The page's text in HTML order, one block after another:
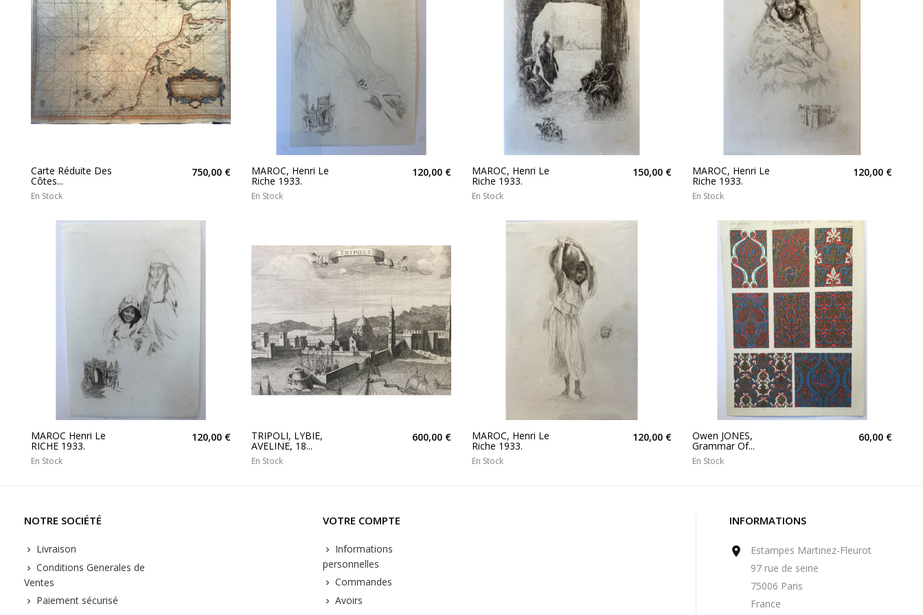
Carte Réduite Des
Côtes...
750,00 €
En Stock
MAROC, Henri Le
Riche 1933.
120,00 €
En Stock
MAROC, Henri Le
Riche 1933.
150,00 €
En Stock
MAROC, Henri Le
Riche 1933.
120,00 €
En Stock
MAROC Henri Le
RICHE 1933.
120,00 €
En Stock
TRIPOLI, LYBIE,
AVELINE, 18...
600,00 €
En Stock
MAROC, Henri Le
Riche 1933.
120,00 €
En Stock
Owen JONES,
Grammar Of...
60,00 €
En Stock
NOTRE SOCIÉTÉ
Livraison
Conditions Generales de
Ventes
Paiement sécurisé
VOTRE COMPTE
Informations
personnelles
Commandes
Avoirs
INFORMATIONS

Estampes Martinez-Fleurot
97 rue de seine
75006 Paris
France